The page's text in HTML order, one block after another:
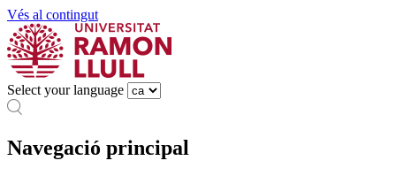
Vés al contingut
Select your language
Navegació principal